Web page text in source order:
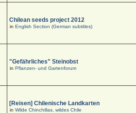
Chilean seeds project 2012
inEnglish Section (German subtitles)
"Gefährliches" Steinobst
inPflanzen- und Gartenforum
[Reisen] Chilenische Landkarten
inWilde Chinchillas, wildes Chile